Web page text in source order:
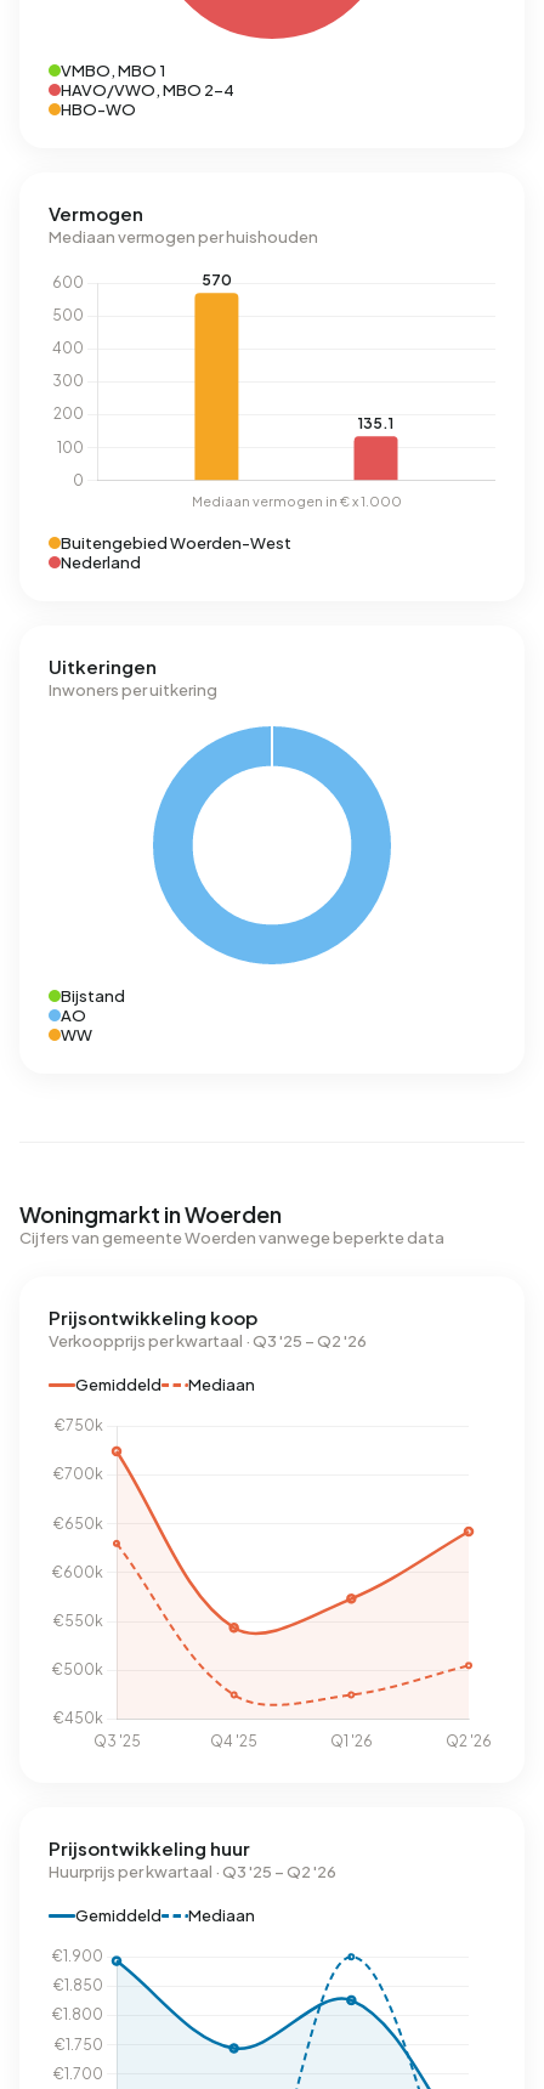
VMBO, MBO 1
HAVO/VWO, MBO 2-4
HBO-WO
Vermogen
Mediaan vermogen per huishouden
Buitengebied Woerden-West
Nederland
Uitkeringen
Inwoners per uitkering
Bijstand
AO
WW
Woningmarkt in Woerden
Cijfers van gemeente Woerden vanwege beperkte data
Prijsontwikkeling koop
Verkoopprijs per kwartaal · Q3 '25 – Q2 '26
Gemiddeld Mediaan
Prijsontwikkeling huur
Huurprijs per kwartaal · Q3 '25 – Q2 '26
Gemiddeld Mediaan